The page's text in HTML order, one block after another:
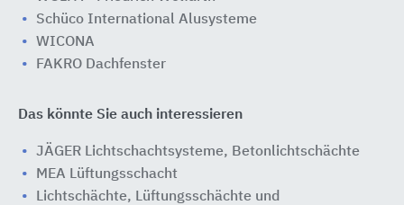
Schüco International Alusysteme
WICONA
FAKRO Dachfenster
Das könnte Sie auch interessieren
JÄGER Lichtschachtsysteme, Betonlichtschächte
MEA Lüftungsschacht
Lichtschächte, Lüftungsschächte und